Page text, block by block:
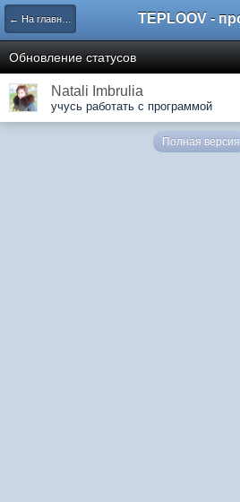
← На главную
Обновление статусов
Natali Imbrulia
учусь работать с программой
Полная версия